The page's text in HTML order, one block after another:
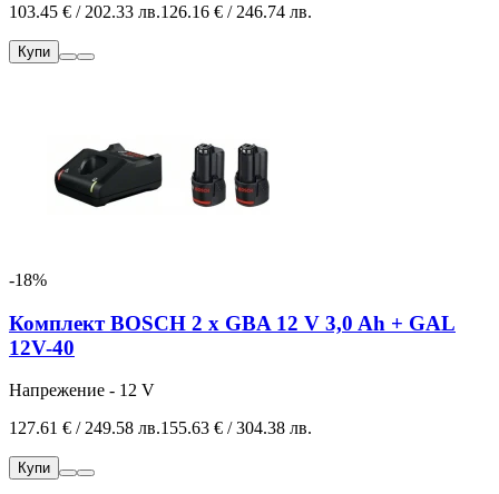
103.45 € / 202.33 лв.126.16 € / 246.74 лв.
Купи
-18%
Комплект BOSCH 2 х GBA 12 V 3,0 Ah + GAL
12V-40
Напрежение - 12 V
127.61 € / 249.58 лв.155.63 € / 304.38 лв.
Купи